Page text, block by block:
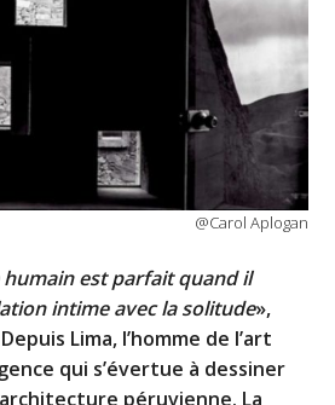
@Carol Aplogan
humain est parfait quand il
intime avec la solitude»,
Lima, l’homme de l’art
qui s’évertue à dessiner
péruvienne. La